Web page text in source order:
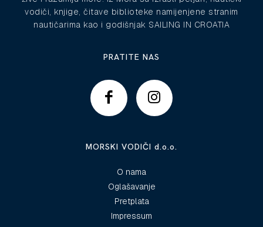
vodiči, knjige, čitave biblioteke namijenjene stranim
nautičarima kao i godišnjak SAILING IN CROATIA
PRATITE NAS
MORSKI VODIČI d.o.o.
O nama
Oglašavanje
Pretplata
Impressum